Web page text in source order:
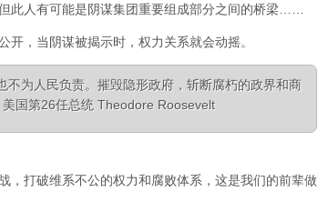
此人有可能是阴谋集团重要组成部分之间的桥梁……
，当阴谋被揭示时，权力关系就会动摇。
不为人民负责。摧毁隐形政府，斩断腐朽的政界和商
国第26任总统 Theodore Roosevelt
，打破维系不公的权力和腐败体系，这是我们的前辈做